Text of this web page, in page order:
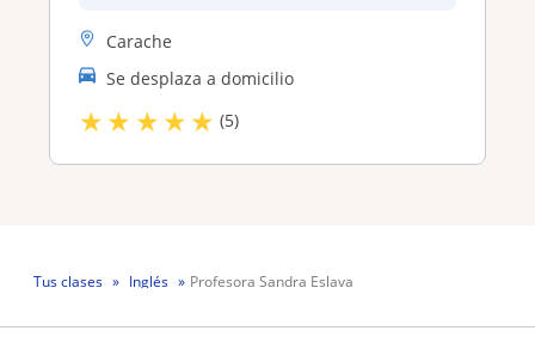
Carache
Se desplaza a domicilio
★★ ★★★ (5)
Tus clases Inglés Profesora Sandra Eslava